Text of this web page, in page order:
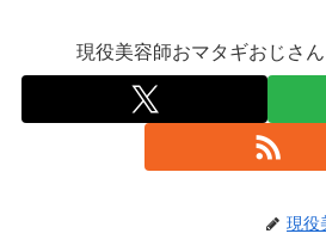
現役美容師おマタギおじさ
現役